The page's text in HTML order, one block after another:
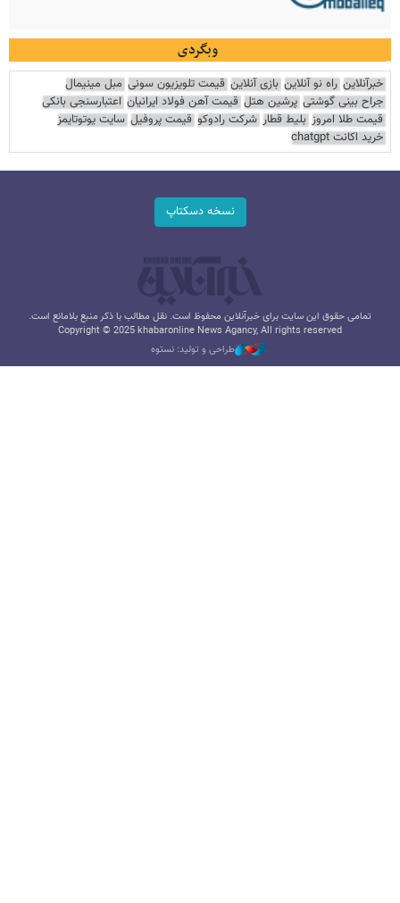
وبگردی
خبرآنلاین راه نو آنلاین بازی آنلاین قیمت تلویزیون سونی مبل مینیمال
جراح بینی گوشتی پرشین هتل قیمت آهن فولاد ایرانیان اعتبارسنجی بانکی
قیمت طلا امروز بلیط قطار شرکت رادوکو قیمت پروفیل سایت یوتوتایمز
خرید اکانت chatgpt
نسخه دسکتاپ
تمامی حقوق این سایت برای خبرآنلاین محفوظ است. نقل مطالب با ذکر منبع بلامانع است.
Copyright © 2025 khabaronline News Agancy, All rights reserved
طراحی و تولید: نستوه